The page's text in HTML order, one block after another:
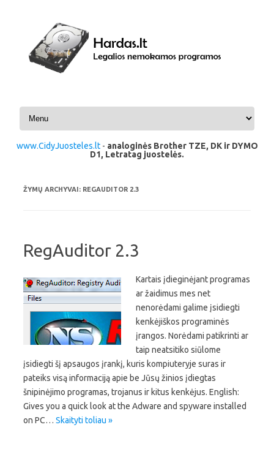
Pereiti prie turinio
www.CidyJuosteles.lt- analoginės Brother TZE, DK ir DYMO
D1, Letratag juostelės.
ŽYMŲ ARCHYVAI: REGAUDITOR 2.3
RegAuditor 2.3
Kartais įdieginėjant programas
ar žaidimus mes net
nenorėdami galime įsidiegti
kenkėjiškos programinės
įrangos. Norėdami patikrinti ar
taip neatsitiko siūlome
įsidiegti šį apsaugos įrankį, kuris kompiuteryje suras ir
pateiks visą informaciją apie be Jūsų žinios įdiegtas
šnipinėjimo programas, trojanus ir kitus kenkėjus. English:
Gives you a quick look at the Adware and spyware installed
on PC… Skaityti toliau »